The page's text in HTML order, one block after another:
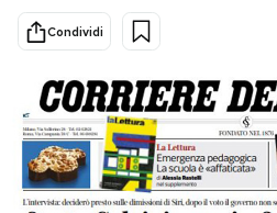
Cultura
Economia
Sport
PODCAST
Condividi